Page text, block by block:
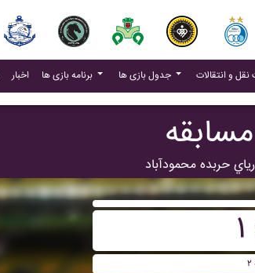
اخبار(current) برنامه بازی ها جدول بازی ها و انتقالات
حربده محمودآباد